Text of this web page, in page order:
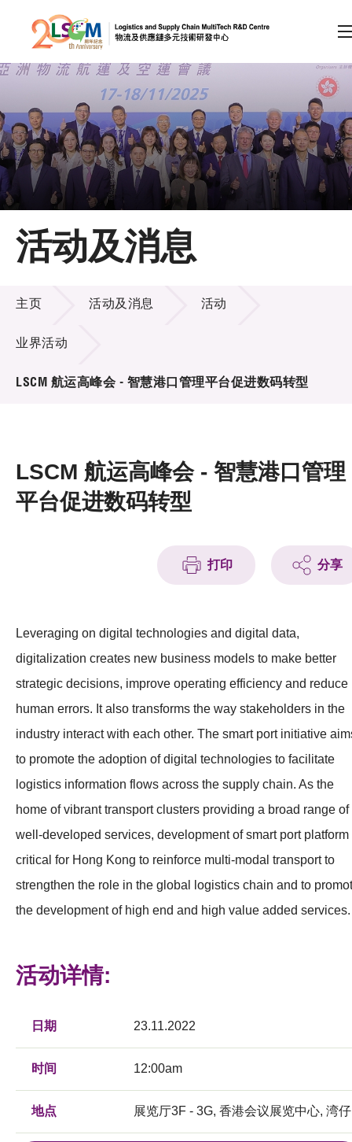
跳到内容（按回车键）
会员登录
A A EN 繁 简
主页
关于LSCM
技术商品化
项目及资助计划
新闻中心
活动及消息
活动及消息
主页 活动及消息 活动
业界活动
LSCM 航运高峰会 - 智慧港口管理平台促进数码转型
LSCM 航运高峰会 - 智慧港口管理
平台促进数码转型
打印 分享
Leveraging on digital technologies and digital data,
digitalization creates new business models to make better
strategic decisions, improve operating efficiency and reduce
human errors. It also transforms the way stakeholders in the
industry interact with each other. The smart port initiative
to promote the adoption of digital technologies to facilitate
logistics information flows across the supply chain. As the
home of vibrant transport clusters providing a broad range of
well-developed services, development of smart port platform
critical for Hong Kong to reinforce multi-modal transport to
strengthen the role in the global logistics chain and to
the development of high end and high value added services.
活动详情:
日期 23.11.2022
时间 12:00am
地点 展览厅3F - 3G, 香港会议展览中心, 湾仔